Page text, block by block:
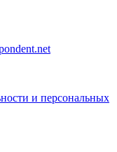
и персональных